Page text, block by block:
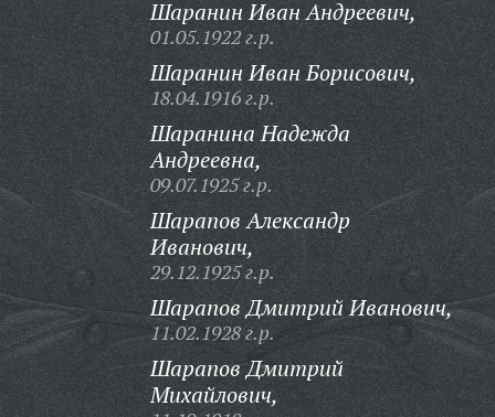
Шаранин Иван Андреевич,
01.05.1922 г.р.
Шаранин Иван Борисович,
18.04.1916 г.р.
Шаранина Надежда
Андреевна,
09.07.1925 г.р.
Шарапов Александр
Иванович,
29.12.1925 г.р.
Шарапов Дмитрий Иванович,
11.02.1928 г.р.
Шарапов Дмитрий
Михайлович,